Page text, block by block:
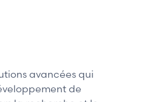
avancées qui
de